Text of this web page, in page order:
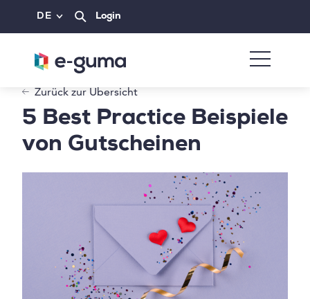
DE Login
Zurück zur Übersicht
5 Best Practice Beispiele
von Gutscheinen